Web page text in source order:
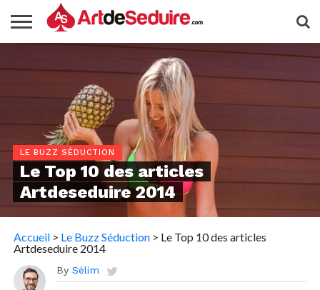
LE BUZZ SÉDUCTION
Le Top 10 des articles
Artdeseduire 2014
Accueil> Le Buzz Séduction> Le Top 10 des articles
Artdeseduire 2014
By Sélim